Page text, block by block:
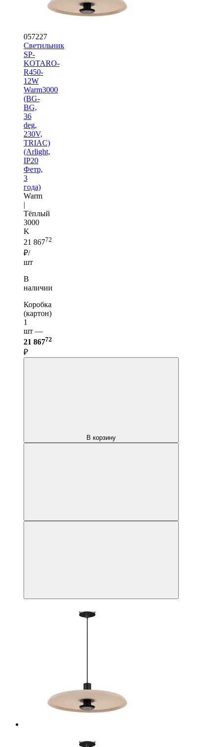
057227
Светильник
SP-
KOTARO-
R450-
12W
Warm3000
(BG-
BG,
36
deg,
230V,
TRIAC)
(Arlight,
IP20
Фетр,
3
года)
Warm
|
Тёплый
3000
K
21 86772
₽/
шт
В
наличии
Коробка
(картон)
1
шт —
21 86772
₽
В корзину